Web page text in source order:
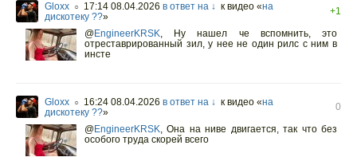
Gloxx ○ 17:14 08.04.2026 в ответ на ↓ к видео «на
дискотеку ??»
+1
@EngineerKRSK, Ну нашел че вспомнить, это
отреставрированный зил, у нее не один рилс с ним в
инсте
Gloxx ○ 16:24 08.04.2026 в ответ на ↓ к видео «на
дискотеку ??»
0
@EngineerKRSK, Она на ниве двигается, так что без
особого труда скорей всего